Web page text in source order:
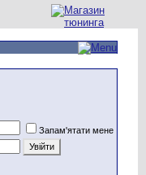
Запам'ятати мене